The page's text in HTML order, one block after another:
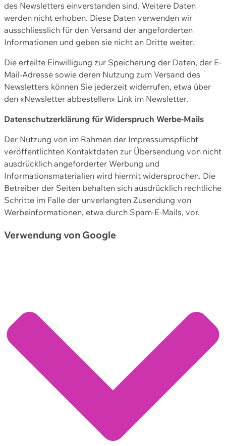
des Newsletters einverstanden sind. Weitere Daten
werden nicht erhoben. Diese Daten verwenden wir
ausschliesslich für den Versand der angeforderten
Informationen und geben sie nicht an Dritte weiter.
Die erteilte Einwilligung zur Speicherung der Daten, der E-
Mail-Adresse sowie deren Nutzung zum Versand des
Newsletters können Sie jederzeit widerrufen, etwa über
den «Newsletter abbestellen» Link im Newsletter.
Datenschutzerklärung für Widerspruch Werbe-Mails
Der Nutzung von im Rahmen der Impressumspflicht
veröffentlichten Kontaktdaten zur Übersendung von nicht
ausdrücklich angeforderter Werbung und
Informationsmaterialien wird hiermit widersprochen. Die
Betreiber der Seiten behalten sich ausdrücklich rechtliche
Schritte im Falle der unverlangten Zusendung von
Werbeinformationen, etwa durch Spam-E-Mails, vor.
Verwendung von Google